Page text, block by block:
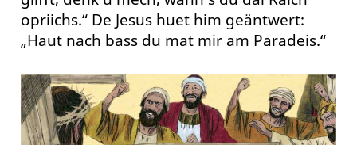
opriichs.“ De Jesus huet him geäntwert:
„Haut nach bass du mat mir am Paradeis.“